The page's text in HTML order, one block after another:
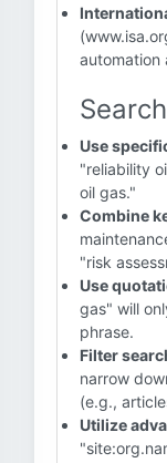
automation
Use
"reliability
oil gas."
Combine
"risk
Use
gas" will
phrase.
Filter
narrow
(e.g.,
Utilize